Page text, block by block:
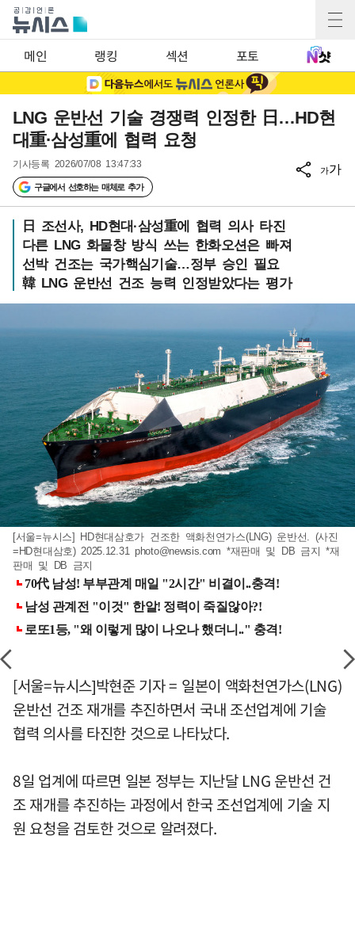
메인 랭킹 섹션 포토
LNG 운반선 기술 경쟁력 인정한 日…HD현
대重·삼성重에 협력 요청
기사등록 2026/07/08 13:47:33
구글에서 선호하는 매체로 추가
가가
日 조선사, HD현대·삼성重에 협력 의사 타진
다른 LNG 화물창 방식 쓰는 한화오션은 빠져
선박 건조는 국가핵심기술…정부 승인 필요
韓 LNG 운반선 건조 능력 인정받았다는 평가
[서울=뉴시스] HD현대삼호가 건조한 액화천연가스(LNG) 운반선. (사진
=HD현대삼호) 2025.12.31 photo@newsis.com *재판매 및 DB 금지 *재
판매 및 DB 금지
[서울=뉴시스]박현준 기자 = 일본이 액화천연가스(LNG)
운반선 건조 재개를 추진하면서 국내 조선업계에 기술
협력 의사를 타진한 것으로 나타났다.
8일 업계에 따르면 일본 정부는 지난달 LNG 운반선 건
조 재개를 추진하는 과정에서 한국 조선업계에 기술 지
원 요청을 검토한 것으로 알려졌다.